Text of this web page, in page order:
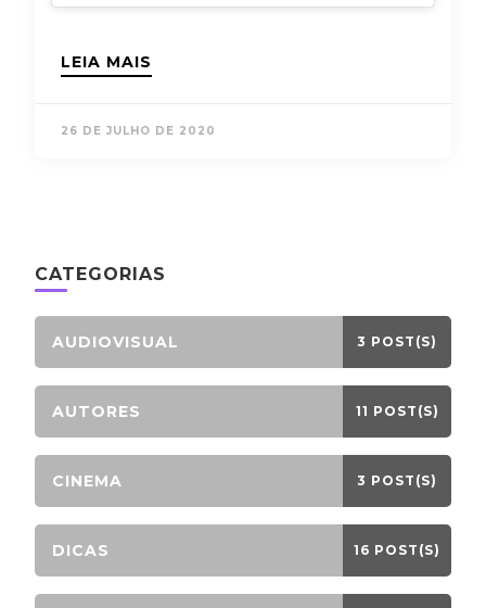
LEIA MAIS
26 DE JULHO DE 2020
CATEGORIAS
AUDIOVISUAL 3 POST(S)
AUTORES 11 POST(S)
CINEMA 3 POST(S)
DICAS 16 POST(S)